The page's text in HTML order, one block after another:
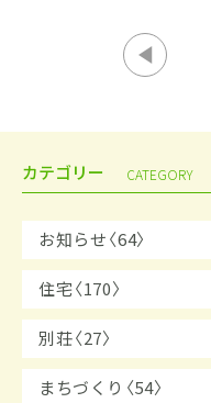
カテゴリー CATEGORY
お知らせ〈64〉
住宅〈170〉
別荘〈27〉
まちづくり〈54〉